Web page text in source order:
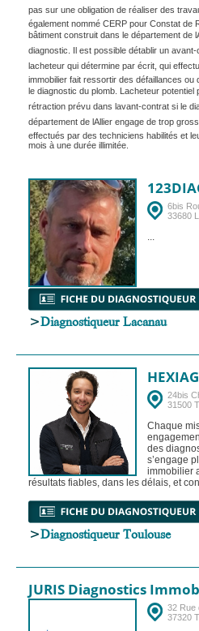
pas sur une obligation de réaliser des
également nommé CERP pour Constat de
bâtiment construit dans le département de
diagnostic. Il est possible détablir un
lacheteur qui détermine par écrit, qui
immobilier fait ressortir des défaillances ou
le diagnostic du plomb. Lacheteur potentiel
rétraction prévu dans lavant-contrat si le
département de lAllier engage de trop
effectués par des techniciens habilités et
mois à une durée illimitée.
6bis
33680
...
>Diagnostiqueur Lacanau
HEXIAG
24bis
31500
Chaque
des
s’engage
immobilier
résultats fiables, dans les délais, et
>Diagnostiqueur Toulouse
JURIS Diagnostics
32 Rue
37320